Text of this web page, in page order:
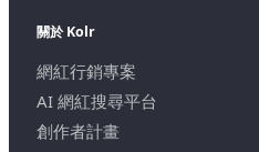
關於 Kolr
網紅行銷專案
AI 網紅搜尋平台
創作者計畫